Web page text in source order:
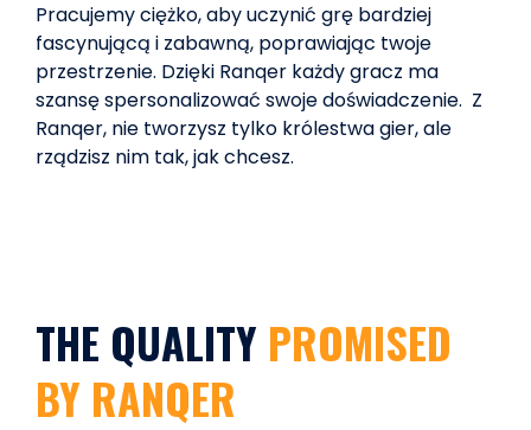
Pracujemy ciężko, aby uczynić grę bardziej
fascynującą i zabawną, poprawiając twoje
przestrzenie. Dzięki Ranqer każdy gracz ma
szansę spersonalizować swoje doświadczenie. Z
Ranqer, nie tworzysz tylko królestwa gier, ale
rządzisz nim tak, jak chcesz.
THE QUALITY PROMISED
BY RANQER